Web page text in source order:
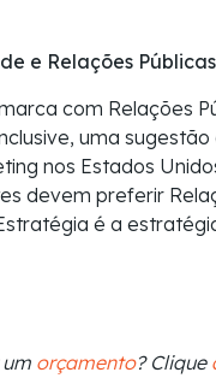
e Relações Públicas
com Relações
uma
nos Estados
devem preferir
é a
orçamento? Clique